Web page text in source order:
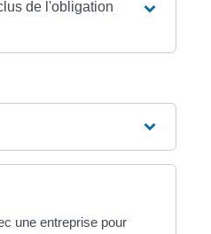
de l'obligation
une entreprise pour